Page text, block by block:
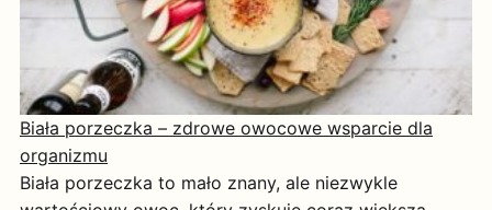
Biała porzeczka – zdrowe owocowe wsparcie dla
organizmu
Biała porzeczka to mało znany, ale niezwykle